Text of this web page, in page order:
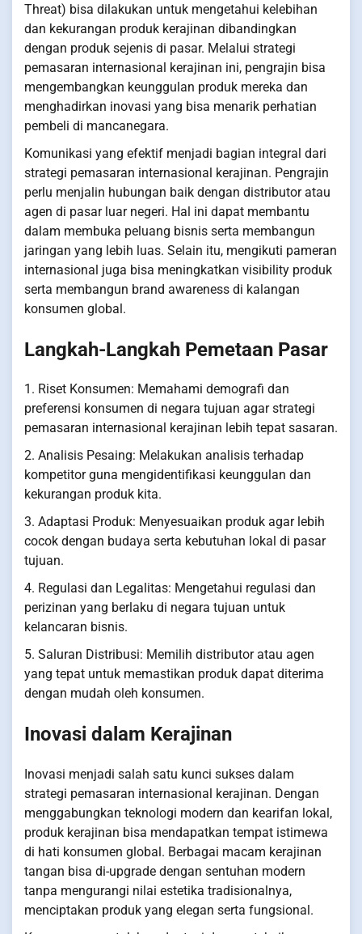
Threat) bisa dilakukan untuk mengetahui kelebihan
dan kekurangan produk kerajinan dibandingkan
dengan produk sejenis di pasar. Melalui strategi
pemasaran internasional kerajinan ini, pengrajin bisa
mengembangkan keunggulan produk mereka dan
menghadirkan inovasi yang bisa menarik perhatian
pembeli di mancanegara.
Komunikasi yang efektif menjadi bagian integral dari
strategi pemasaran internasional kerajinan. Pengrajin
perlu menjalin hubungan baik dengan distributor atau
agen di pasar luar negeri. Hal ini dapat membantu
dalam membuka peluang bisnis serta membangun
jaringan yang lebih luas. Selain itu, mengikuti pameran
internasional juga bisa meningkatkan visibility produk
serta membangun brand awareness di kalangan
konsumen global.
Langkah-Langkah Pemetaan Pasar
1. Riset Konsumen: Memahami demografi dan
preferensi konsumen di negara tujuan agar strategi
pemasaran internasional kerajinan lebih tepat sasaran.
2. Analisis Pesaing: Melakukan analisis terhadap
kompetitor guna mengidentifikasi keunggulan dan
kekurangan produk kita.
3. Adaptasi Produk: Menyesuaikan produk agar lebih
cocok dengan budaya serta kebutuhan lokal di pasar
tujuan.
4. Regulasi dan Legalitas: Mengetahui regulasi dan
perizinan yang berlaku di negara tujuan untuk
kelancaran bisnis.
5. Saluran Distribusi: Memilih distributor atau agen
yang tepat untuk memastikan produk dapat diterima
dengan mudah oleh konsumen.
Inovasi dalam Kerajinan
Inovasi menjadi salah satu kunci sukses dalam
strategi pemasaran internasional kerajinan. Dengan
menggabungkan teknologi modern dan kearifan lokal,
produk kerajinan bisa mendapatkan tempat istimewa
di hati konsumen global. Berbagai macam kerajinan
tangan bisa di-upgrade dengan sentuhan modern
tanpa mengurangi nilai estetika tradisionalnya,
menciptakan produk yang elegan serta fungsional.